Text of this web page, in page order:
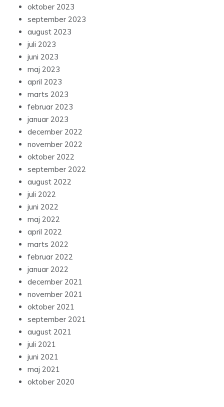
oktober 2023
september 2023
august 2023
juli 2023
juni 2023
maj 2023
april 2023
marts 2023
februar 2023
januar 2023
december 2022
november 2022
oktober 2022
september 2022
august 2022
juli 2022
juni 2022
maj 2022
april 2022
marts 2022
februar 2022
januar 2022
december 2021
november 2021
oktober 2021
september 2021
august 2021
juli 2021
juni 2021
maj 2021
oktober 2020